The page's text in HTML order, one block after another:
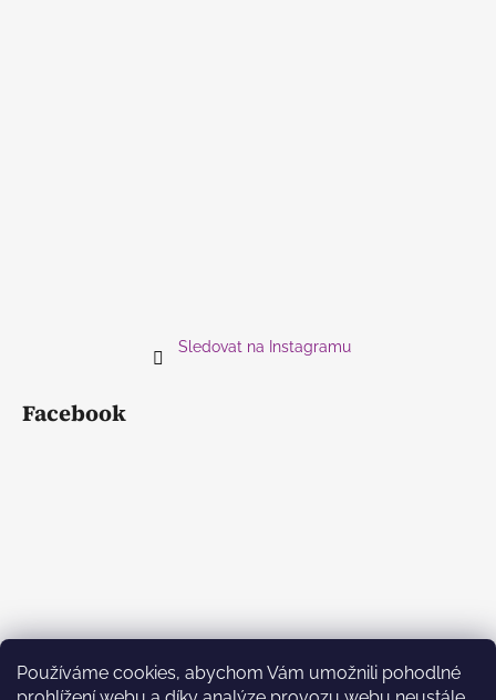
Používáme cookies, abychom Vám umožnili pohodlné
Sledovat na Instagramu
Facebook